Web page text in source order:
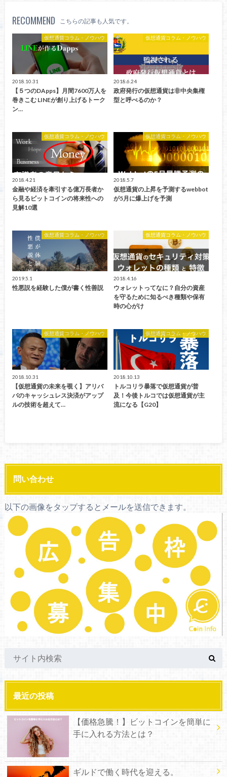
RECOMMEND こちらの記事も人気です。
仮想通貨コラム・ノウハウ
2018.10.31
【５つのDApps】月間7600万人を
巻きこむ LINEが創り上げるトーク
ン…
仮想通貨コラム・ノウハウ
2018.6.24
政府発行の仮想通貨は非中央集権
型と呼べるのか？
仮想通貨コラム・ノウハウ
2018.4.21
金融や経済を牽引する億万長者か
ら見るビットコインの将来性への
見解10選
仮想通貨コラム・ノウハウ
2018.5.7
仮想通貨の上昇を予測するwebbot
が5月に爆上げを予測
仮想通貨コラム・ノウハウ
2019.5.1
性悪説を経験した僕が書く性善説
仮想通貨コラム・ノウハウ
2018.4.16
ウォレットってなに？自分の資産
を守るために知るべき種類や保有
時の心がけ
仮想通貨コラム・ノウハウ
2018.10.31
【仮想通貨の未来を覗く】アリバ
バのキャッシュレス決済がアップ
ルの技術を超えて…
仮想通貨コラム・ノウハウ
2018.10.13
トルコリラ暴落で仮想通貨が普
及！今後トルコでは仮想通貨が主
流になる【G20】
問い合わせ
以下の画像をタップするとメールを送信できます。
最近の投稿
【価格急騰！】ビットコインを簡単に
手に入れる方法とは？
ギルドで働く時代を迎える。